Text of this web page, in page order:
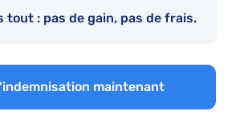
tout : pas de gain, pas de frais.
maintenant